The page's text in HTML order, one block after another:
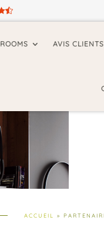

AVIS CLIENTS
ACCUEIL »